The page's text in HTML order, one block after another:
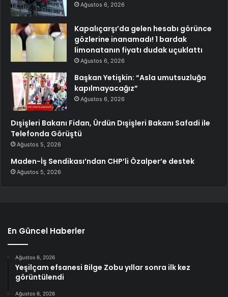
Ağustos 6, 2026
Kapalıçarşı’da gelen hesabı görünce
gözlerine inanamadı! 1 bardak
limonatanın fiyatı dudak uçuklattı
Ağustos 6, 2026
Başkan Yetişkin: “Asla umutsuzluğa
kapılmayacağız”
Ağustos 6, 2026
Dışişleri Bakanı Fidan, Ürdün Dışişleri Bakanı Safadi ile
Telefonda Görüştü
Ağustos 5, 2026
Maden-İş Sendikası’ndan CHP’li Özalper’e destek
Ağustos 5, 2026
En Güncel Haberler
Ağustos 6, 2026
Yeşilçam efsanesi Bilge Zobu yıllar sonra ilk kez
görüntülendi
Ağustos 6, 2026